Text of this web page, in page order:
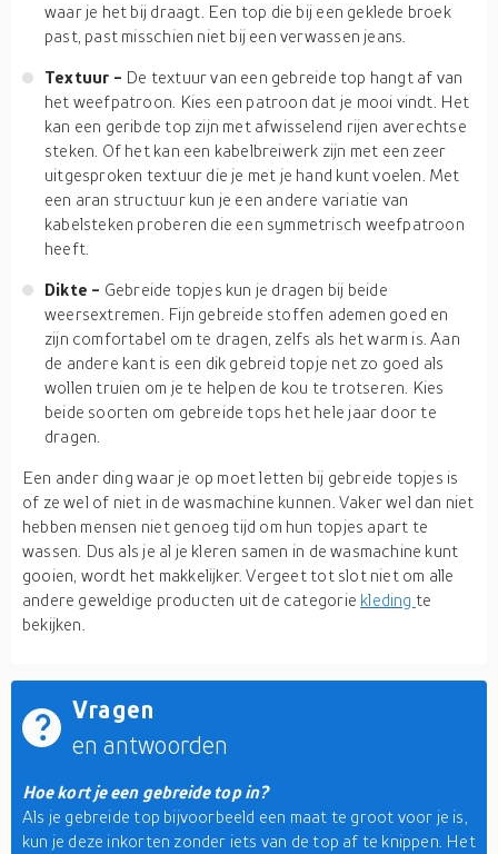
waar je het bij draagt. Een top die bij een geklede broek
past, past misschien niet bij een verwassen jeans.
Textuur - De textuur van een gebreide top hangt af van
het weefpatroon. Kies een patroon dat je mooi vindt. Het
kan een geribde top zijn met afwisselend rijen averechtse
steken. Of het kan een kabelbreiwerk zijn met een zeer
uitgesproken textuur die je met je hand kunt voelen. Met
een aran structuur kun je een andere variatie van
kabelsteken proberen die een symmetrisch weefpatroon
heeft.
Dikte - Gebreide topjes kun je dragen bij beide
weersextremen. Fijn gebreide stoffen ademen goed en
zijn comfortabel om te dragen, zelfs als het warm is. Aan
de andere kant is een dik gebreid topje net zo goed als
wollen truien om je te helpen de kou te trotseren. Kies
beide soorten om gebreide tops het hele jaar door te
dragen.
Een ander ding waar je op moet letten bij gebreide topjes is
of ze wel of niet in de wasmachine kunnen. Vaker wel dan niet
hebben mensen niet genoeg tijd om hun topjes apart te
wassen. Dus als je al je kleren samen in de wasmachine kunt
gooien, wordt het makkelijker. Vergeet tot slot niet om alle
andere geweldige producten uit de categorie kleding te
bekijken.
Vragen
en antwoorden
Hoe kort je een gebreide top in?
Als je gebreide top bijvoorbeeld een maat te groot voor je is,
kun je deze inkorten zonder iets van de top af te knippen. Het